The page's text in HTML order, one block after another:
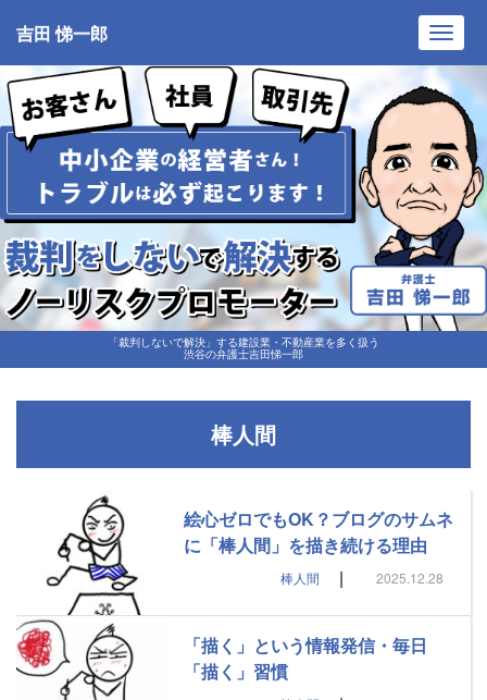
「裁判しないで解決」する建設業・不動産業を多く扱う
渋谷の弁護士吉田悌一郎
吉田 悌一郎
棒人間
絵心ゼロでもOK？ブログのサムネ
に「棒人間」を描き続ける理由
棒人間 | 2025.12.28
「描く」という情報発信・毎日
「描く」習慣